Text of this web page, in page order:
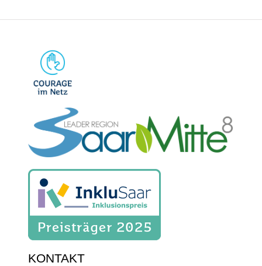
KONTAKT